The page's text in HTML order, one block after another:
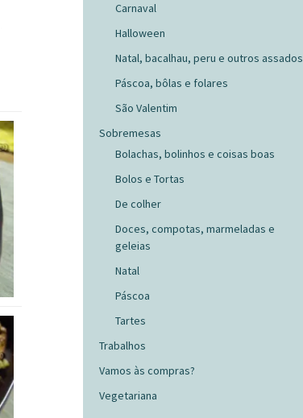
Carnaval
Halloween
Natal, bacalhau, peru e outros assados
Páscoa, bôlas e folares
São Valentim
Sobremesas
Bolachas, bolinhos e coisas boas
Bolos e Tortas
De colher
Doces, compotas, marmeladas e
geleias
Natal
Páscoa
Tartes
Trabalhos
Vamos às compras?
Vegetariana